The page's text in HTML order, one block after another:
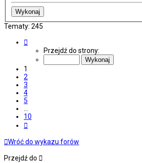
Tematy: 245
Przejdź do strony:
1
2
3
4
5
10
Wróć do wykazu forów
Przejdź do